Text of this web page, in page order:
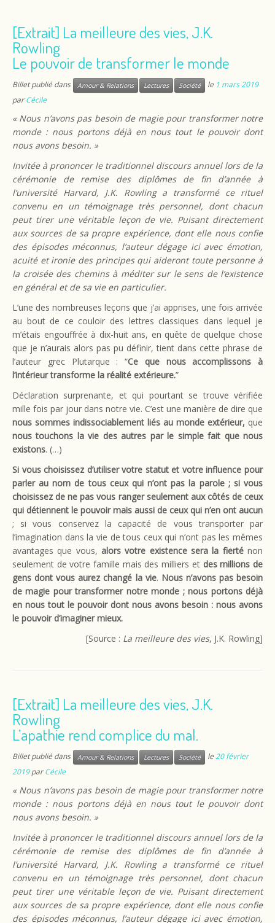
[Extrait] La meilleure des vies, J.K.
Rowling
Le pouvoir de transformer le monde
Billet publié dans Amour & Relations Lectures Société le 1 mars 2019
parCécile
« Nous n’avons pas besoin de magie pour transformer notre
monde : nous portons déjà en nous tout le pouvoir dont
nous avons besoin. »
Invitée à prononcer le traditionnel discours annuel lors de la
cérémonie de remise des diplômes de fin d’année à
l’université Harvard, J.K. Rowling a transformé ce rituel
convenu en un témoignage très personnel, dont chacun
peut tirer une véritable leçon de vie. Puisant directement
aux sources de sa propre expérience, dont elle nous confie
des épisodes méconnus, l’auteur dégage ici avec émotion,
acuité et ironie des principes qui aideront toute personne à
la croisée des chemins à méditer sur le sens de l’existence
en général et de sa vie en particulier.
L’une des nombreuses leçons que j’ai apprises, une fois arrivée
au bout de ce couloir des lettres classiques dans lequel je
m’étais engouffrée à dix-huit ans, en quête de quelque chose
que je n’aurais alors pas pu définir, tient dans cette phrase de
l’auteur grec Plutarque : “Ce que nous accomplissons à
l’intérieur transforme la réalité extérieure.”
Déclaration surprenante, et qui pourtant se trouve vérifiée
mille fois par jour dans notre vie. C’est une manière de dire que
nous sommes indissociablement liés au monde extérieur, que
nous touchons la vie des autres par le simple fait que nous
existons. (…)
Si vous choisissez d’utiliser votre statut et votre influence pour
parler au nom de tous ceux qui n’ont pas la parole ; si vous
choisissez de ne pas vous ranger seulement aux côtés de ceux
qui détiennent le pouvoir mais aussi de ceux qui n’en ont aucun
; si vous conservez la capacité de vous transporter par
l’imagination dans la vie de tous ceux qui n’ont pas les mêmes
avantages que vous, alors votre existence sera la fierténon
seulement de votre famille mais des milliers et des millions de
gens dont vous aurez changé la vie. Nous n’avons pas besoin
de magie pour transformer notre monde ; nous portons déjà
en nous tout le pouvoir dont nous avons besoin : nous avons
le pouvoir d’imaginer mieux.
[Source : La meilleure des vies, J.K. Rowling]
[Extrait] La meilleure des vies, J.K.
Rowling
L’apathie rend complice du mal.
Billet publié dans Amour & Relations Lectures Société le20 février
2019 parCécile
« Nous n’avons pas besoin de magie pour transformer notre
monde : nous portons déjà en nous tout le pouvoir dont
nous avons besoin. »
Invitée à prononcer le traditionnel discours annuel lors de la
cérémonie de remise des diplômes de fin d’année à
l’université Harvard, J.K. Rowling a transformé ce rituel
convenu en un témoignage très personnel, dont chacun
peut tirer une véritable leçon de vie. Puisant directement
aux sources de sa propre expérience, dont elle nous confie
des épisodes méconnus, l’auteur dégage ici avec émotion,